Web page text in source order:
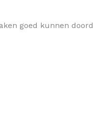
goed kunnen